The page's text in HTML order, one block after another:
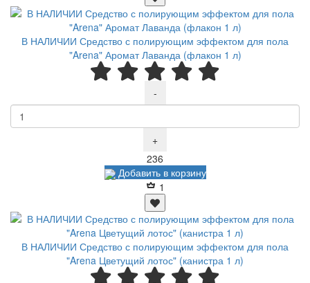
В НАЛИЧИИ Средство с полирующим эффектом для пола
"Arena" Аромат Лаванда (флакон 1 л)
-
+
236
Добавить в корзину
1
В НАЛИЧИИ Средство с полирующим эффектом для пола
"Arena Цветущий лотос" (канистра 1 л)